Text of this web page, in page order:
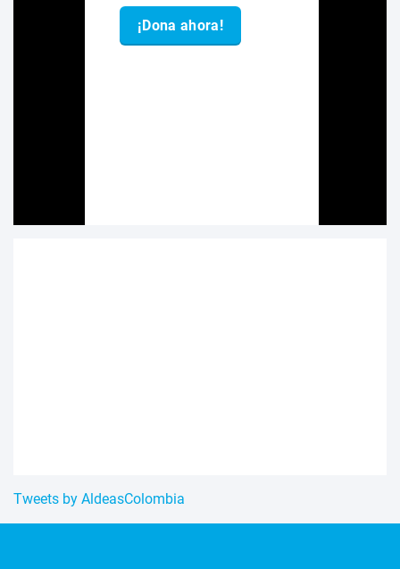
Tweets by AldeasColombia